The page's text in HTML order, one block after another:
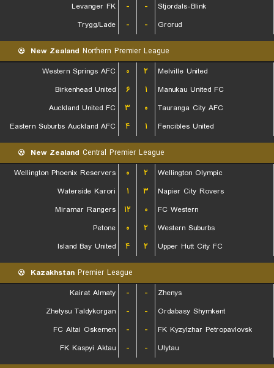
Levanger FK
- -
Stjordals-Blink
Trygg/Lade
- - Grorud
New Zealand Northern Premier League
Western Springs AFC
۰ ۲
Melville United
Birkenhead United
۶ ۱
Manukau United FC
Auckland United FC
۳ ۰
Tauranga City AFC
Eastern Suburbs Auckland AFC
۴ ۱ Fencibles United
New Zealand Central Premier League
Wellington Phoenix Reservers
۰ ۲
Wellington Olympic
Waterside Karori
۱ ۳
Napier City Rovers
Miramar Rangers
۱۲ ۰
FC Western
Petone
۰ ۲
Western Suburbs
Island Bay United
۴ ۲ Upper Hutt City FC
Kazakhstan Premier League
Kairat Almaty
- -
Zhenys
Zhetysu Taldykorgan
- -
Ordabasy Shymkent
FC Altai Oskemen
- -
FK Kyzylzhar Petropavlovsk
FK Kaspyi Aktau
- - Ulytau